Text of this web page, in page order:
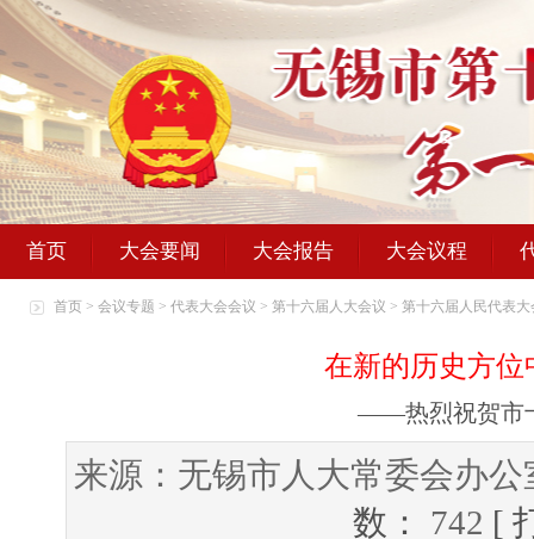
首页 大会要闻 大会报告 大会议程
首页 > 会议专题 > 代表大会会议 > 第十六届人大会议 > 第十六届人民代表
在新的历史方
——热烈祝贺市
来源：无锡市人大常委会办
数： 742 [